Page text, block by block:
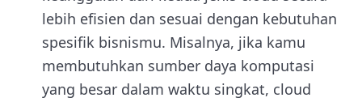
lebih efisien dan sesuai dengan kebutuhan
spesifik bisnismu. Misalnya, jika kamu
membutuhkan sumber daya komputasi
yang besar dalam waktu singkat, cloud